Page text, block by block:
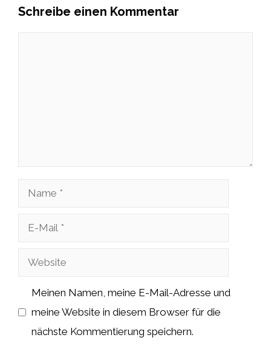
Schreibe einen Kommentar
Name
Website
Meinen Namen, meine E-Mail-Adresse und
meine Website in diesem Browser für die
nächste Kommentierung speichern.